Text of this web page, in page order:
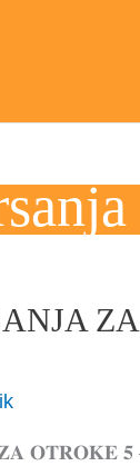
ZA
𝐎𝐓𝐑𝐎𝐊𝐄 𝟓